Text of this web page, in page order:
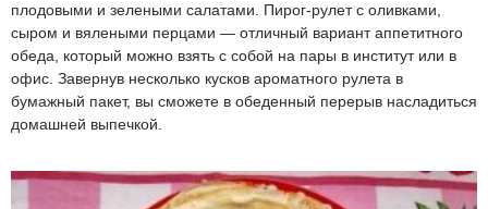
плодовыми и зелеными салатами. Пирог-рулет с оливками,
сыром и вялеными перцами — отличный вариант аппетитного
обеда, который можно взять с собой на пары в институт или в
офис. Завернув несколько кусков ароматного рулета в
бумажный пакет, вы сможете в обеденный перерыв насладиться
домашней выпечкой.